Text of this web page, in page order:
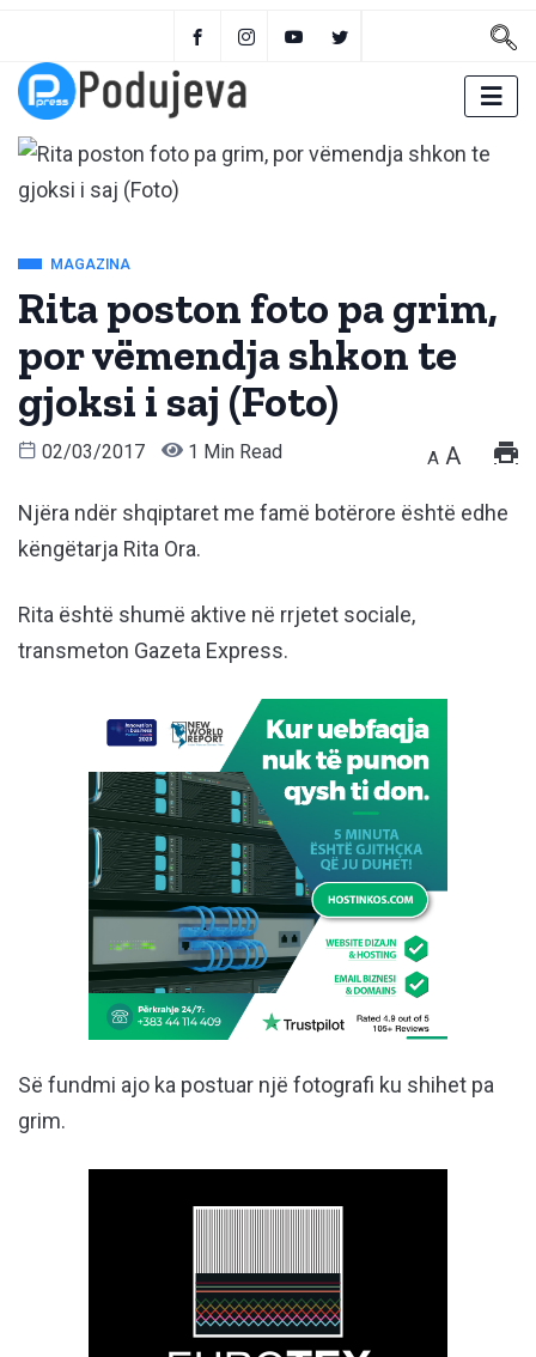
MAGAZINA
Rita poston foto pa grim,
por vëmendja shkon te
gjoksi i saj (Foto)
02/03/2017 1 Min Read A A
Njëra ndër shqiptaret me famë botërore është edhe
këngëtarja Rita Ora.
Rita është shumë aktive në rrjetet sociale,
transmeton Gazeta Express.
Së fundmi ajo ka postuar një fotografi ku shihet pa
grim.